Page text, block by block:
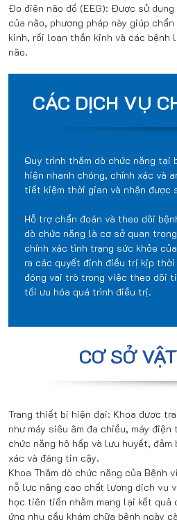
Đo điện não đồ (EEG): Được sử
của não, phương pháp này giúp
kinh, rối loạn thần kinh và các bệnh
não.
CÁC DỊCH VỤ
Quy trình thăm dò chức năng tại
hiện nhanh chóng, chính xác và
tiết kiệm thời gian và nhận được
Hỗ trợ chẩn đoán và theo dõi
dò chức năng là cơ sở quan
chính xác tình trạng sức khỏe
ra các quyết định điều trị kịp thời
đóng vai trò trong việc theo dõi
tối ưu hóa quá trình điều trị.
CƠ SỞ
Trang thiết bị hiện đại: Khoa được
như máy siêu âm đa chiều, máy
chức năng hô hấp và lưu huyết, đảm
xác và đáng tin cậy.
Khoa Thăm dò chức năng của Bệnh
nỗ lực nâng cao chất lượng dịch vụ
học tiên tiến nhằm mang lại kết quả
ứng nhu cầu khám chữa bệnh ngày